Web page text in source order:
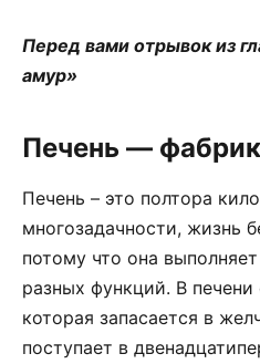
Перед вами отрывок из
амур»
Печень —
Печень – это полтора
многозадачности, жизнь
потому что она
разных функций. В печени
которая запасается в
поступает в